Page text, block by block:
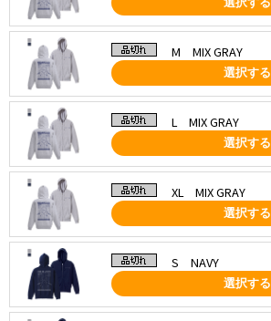
M MIX GRAY
選択する
L MIX GRAY
選択する
XL MIX GRAY
選択する
S NAVY
選択する